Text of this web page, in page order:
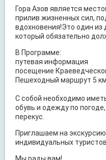
Гора Азов является
прилив жизненных сил,
вдохновения!Это один
который обязательно
В Программе:
путевая информация
посещение
Пешеходный маршрут 5
С собой необходимо
обувь и одежду по
перекус.
Приглашаем на
индивидуальных
Мы рады вам!